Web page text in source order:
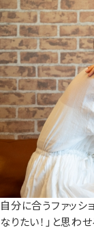
自分に合うファッシ
なりたい！」と思わ